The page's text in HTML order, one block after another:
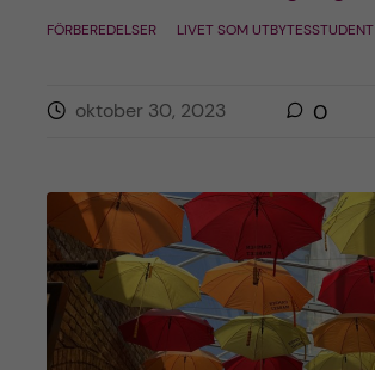
FÖRBEREDELSER LIVET SOM UTBYTESSTUDENT
oktober 30, 2023 0